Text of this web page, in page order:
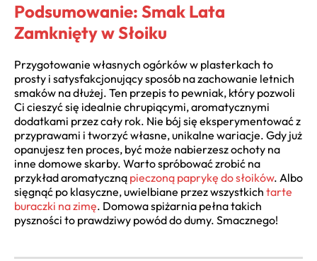
Podsumowanie: Smak Lata
Zamknięty w Słoiku
Przygotowanie własnych ogórków w plasterkach to
prosty i satysfakcjonujący sposób na zachowanie letnich
smaków na dłużej. Ten przepis to pewniak, który pozwoli
Ci cieszyć się idealnie chrupiącymi, aromatycznymi
dodatkami przez cały rok. Nie bój się eksperymentować z
przyprawami i tworzyć własne, unikalne wariacje. Gdy już
opanujesz ten proces, być może nabierzesz ochoty na
inne domowe skarby. Warto spróbować zrobić na
przykład aromatyczną pieczoną paprykę do słoików. Albo
sięgnąć po klasyczne, uwielbiane przez wszystkich tarte
buraczki na zimę. Domowa spiżarnia pełna takich
pyszności to prawdziwy powód do dumy. Smacznego!